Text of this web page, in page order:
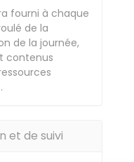
fourni à chaque
de la
de la journée,
contenus
et de suivi